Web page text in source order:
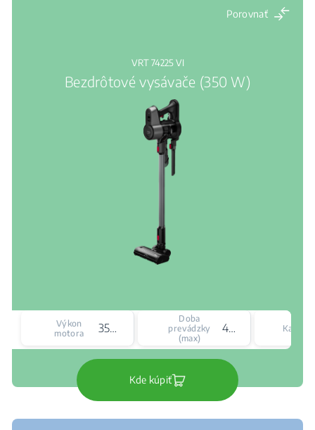
Porovnať
VRT 74225 VI
Bezdrôtové vysávače (350 W)
Výkon
motora
350 W
Doba
prevádzky
(max)
45 min
Kde kúpiť